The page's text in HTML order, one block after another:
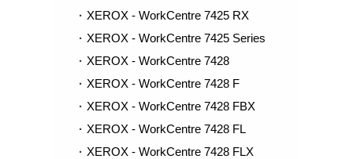
XEROX - WorkCentre 7425 RX
XEROX - WorkCentre 7425 Series
XEROX - WorkCentre 7428
XEROX - WorkCentre 7428 F
XEROX - WorkCentre 7428 FBX
XEROX - WorkCentre 7428 FL
XEROX - WorkCentre 7428 FLX